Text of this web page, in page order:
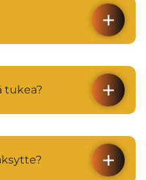
tukea?